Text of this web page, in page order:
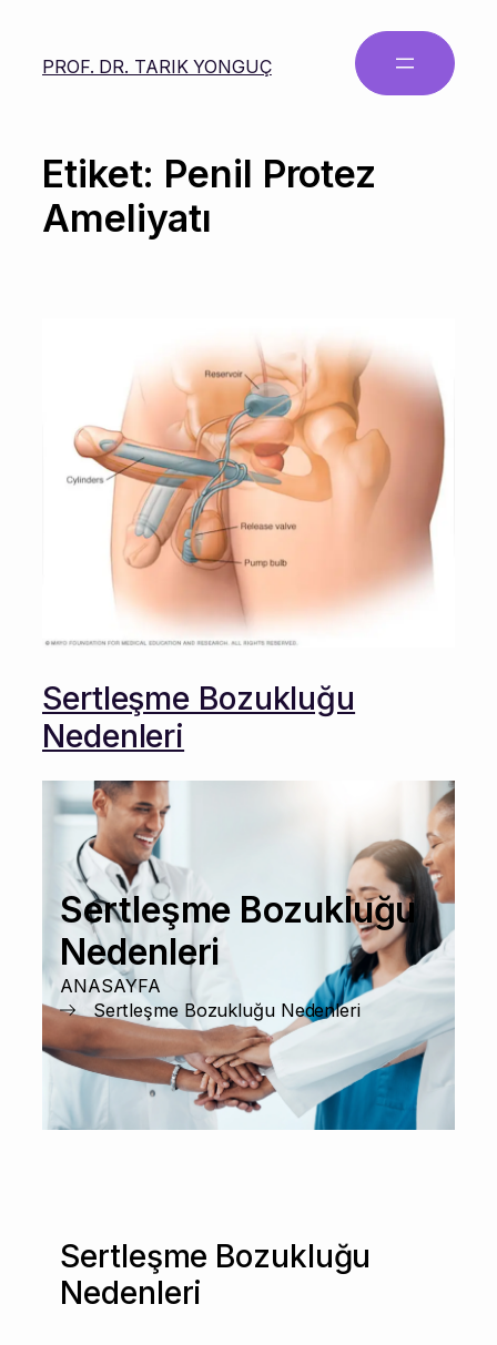
PROF. DR. TARIK YONGUÇ
Etiket: Penil Protez
Ameliyatı
Sertleşme Bozukluğu
Nedenleri
Sertleşme Bozukluğu
Nedenleri
ANASAYFA
Sertleşme Bozukluğu Nedenleri
Sertleşme Bozukluğu
Nedenleri